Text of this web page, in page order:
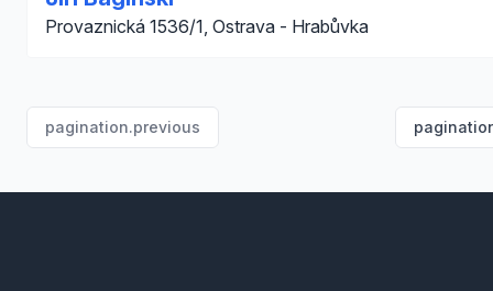
Provaznická 1536/1, Ostrava - Hrabůvka
pagination.previous